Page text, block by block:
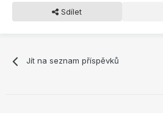
Sdílet
Jít na seznam příspěvků